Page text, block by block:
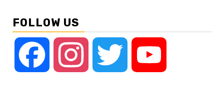
FOLLOW US
Facebook Instagram Twitter